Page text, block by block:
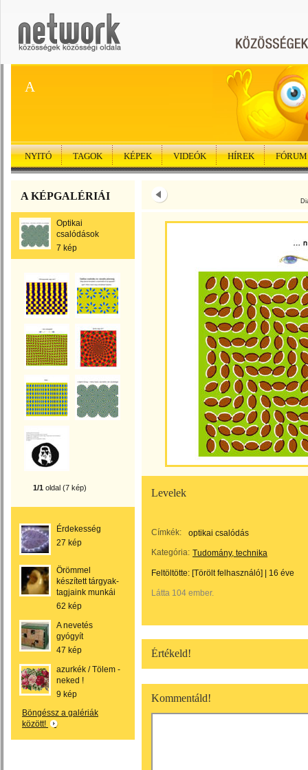
A
NYITÓ TAGOK KÉPEK VIDEÓK HÍREK FÓRUM
A KÉPGALÉRIÁI
Optikai
csalódások
7 kép
1/1 oldal (7 kép)
Érdekesség
27 kép
Örömmel
készített tárgyak-
tagjaink munkái
62 kép
A nevetés
gyógyít
47 kép
azurkék / Tölem -
neked !
9 kép
Böngéssz a galériák
között!
Levelek
Címkék:
optikai csalódás
Kategória: Tudomány, technika
Feltöltötte: [Törölt felhasználó] 16 éve
Látta 104 ember.
Értékeld!
Kommentáld!